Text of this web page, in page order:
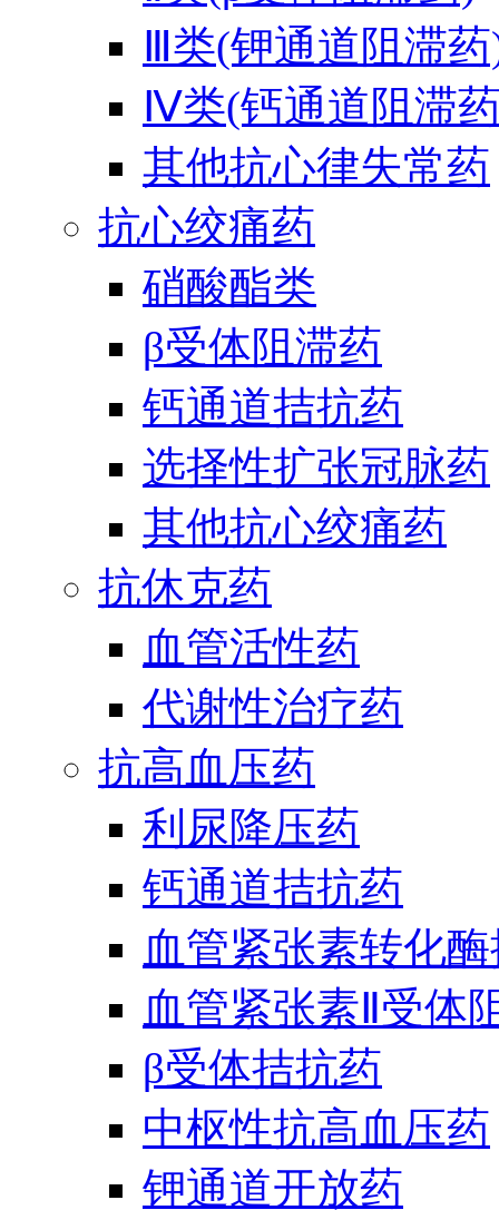
Ⅲ类(钾通道阻滞
Ⅳ类(钙通道阻滞
其他抗心律失常药
抗心绞痛药
硝酸酯类
β受体阻滞药
钙通道拮抗药
选择性扩张冠脉药
其他抗心绞痛药
抗休克药
血管活性药
代谢性治疗药
抗高血压药
利尿降压药
钙通道拮抗药
血管紧张素转化
血管紧张素Ⅱ受体
β受体拮抗药
中枢性抗高血压药
钾通道开放药